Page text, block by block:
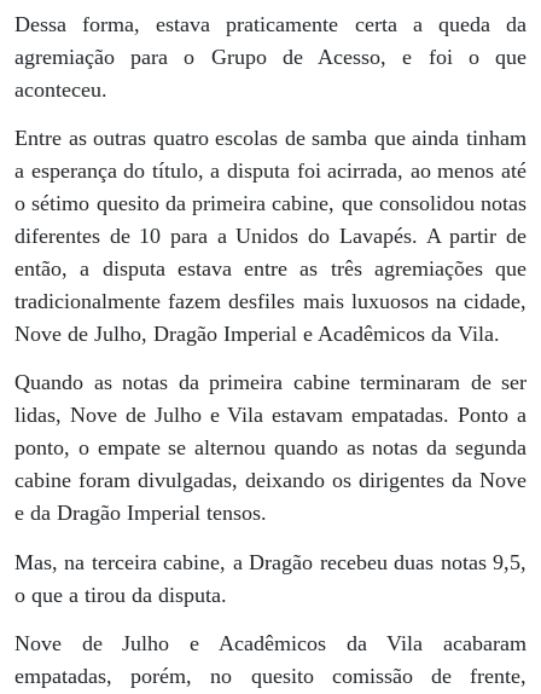
Dessa forma, estava praticamente certa a queda da
agremiação para o Grupo de Acesso, e foi o que
aconteceu.
Entre as outras quatro escolas de samba que ainda tinham
a esperança do título, a disputa foi acirrada, ao menos até
o sétimo quesito da primeira cabine, que consolidou notas
diferentes de 10 para a Unidos do Lavapés. A partir de
então, a disputa estava entre as três agremiações que
tradicionalmente fazem desfiles mais luxuosos na cidade,
Nove de Julho, Dragão Imperial e Acadêmicos da Vila.
Quando as notas da primeira cabine terminaram de ser
lidas, Nove de Julho e Vila estavam empatadas. Ponto a
ponto, o empate se alternou quando as notas da segunda
cabine foram divulgadas, deixando os dirigentes da Nove
e da Dragão Imperial tensos.
Mas, na terceira cabine, a Dragão recebeu duas notas 9,5,
o que a tirou da disputa.
Nove de Julho e Acadêmicos da Vila acabaram
empatadas, porém, no quesito comissão de frente,